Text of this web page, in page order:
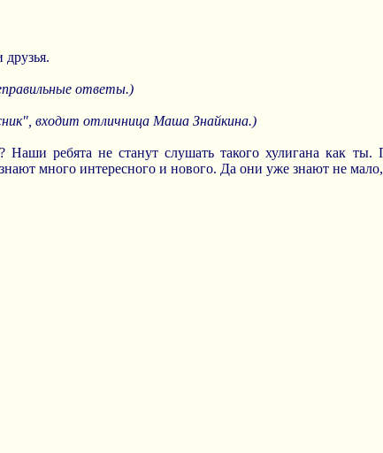
друзья.
ответы.)
входит отличница Маша Знайкина.)
Наши ребята не станут слушать такого хулигана как ты.
много интересного и нового. Да они уже знают не